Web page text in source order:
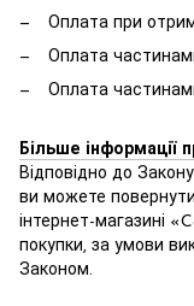
Оплата при
Оплата
Оплата
Більше інформації
Відповідно до
ви можете
інтернет-магазині
покупки, за умови
Законом.